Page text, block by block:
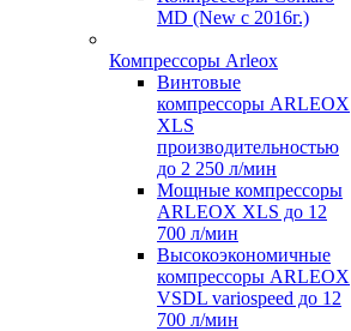
MD (New с 2016г.)
Компрессоры Arleox
Винтовые
компрессоры ARLEOX
XLS
производительностью
до 2 250 л/мин
Мощные компрессоры
ARLEOX XLS до 12
700 л/мин
Высокоэкономичные
компрессоры ARLEOX
VSDL variospeed до 12
700 л/мин